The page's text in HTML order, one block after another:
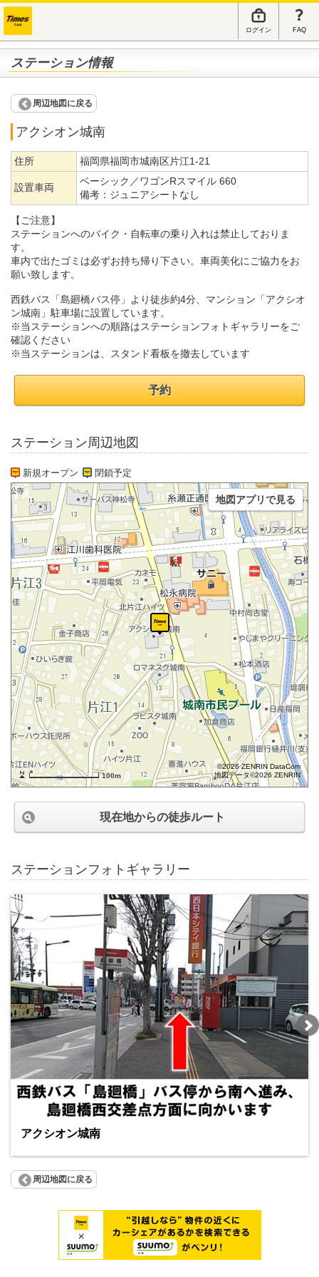
ログイン FAQ
ステーション情報
周辺地図に戻る
アクシオン城南
住所 福岡県福岡市城南区片江1-21
設置車両
ベーシック／ワゴンRスマイル 660
備考： ジュニアシートなし
【ご注意】
ステーションへのバイク・自転車の乗り入れは禁止しておりま
す。
車内で出たゴミは必ずお持ち帰り下さい。車両美化にご協力をお
願い致します。
西鉄バス「島廻橋バス停」より徒歩約4分、マンション「アクシオ
ン城南」駐車場に設置しています。
※当ステーションへの順路はステーションフォトギャラリーをご
確認ください
※当ステーションは、スタンド看板を撤去しています
予約
ステーション周辺地図
新規オープン 閉鎖予定
100m
©2026 ZENRIN DataCom
地図データ©2026 ZENRIN
地図アプリで見る
現在地からの徒歩ルート
ステーションフォトギャラリー
アクシオン城南
周辺地図に戻る